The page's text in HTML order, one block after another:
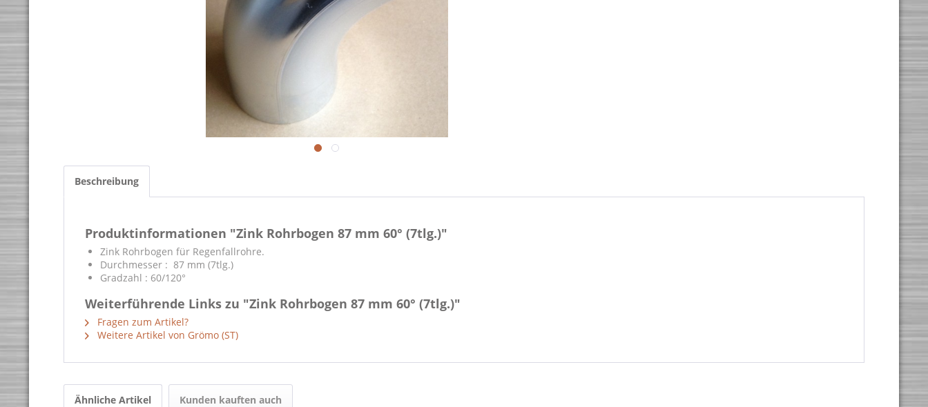
Beschreibung
Produktinformationen "Zink Rohrbogen 87 mm 60° (7tlg.)"
Zink Rohrbogen für Regenfallrohre.
Durchmesser : 87 mm (7tlg.)
Gradzahl : 60/120°
Weiterführende Links zu "Zink Rohrbogen 87 mm 60° (7tlg.)"
Fragen zum Artikel?
Weitere Artikel von Grömo (ST)
Ähnliche Artikel Kunden kauften auch